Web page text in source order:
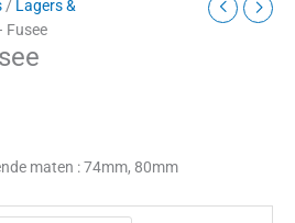
/ Lagers &
Fusee
maten : 74mm, 80mm